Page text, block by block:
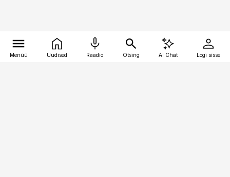
Menüü Uudised Raadio Otsing AI Chat Logi sisse